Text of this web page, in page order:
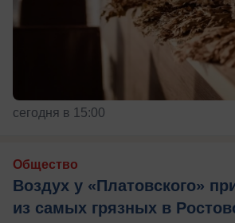
сегодня в 15:00
Общество
Воздух у «Платовского»
из самых грязных в